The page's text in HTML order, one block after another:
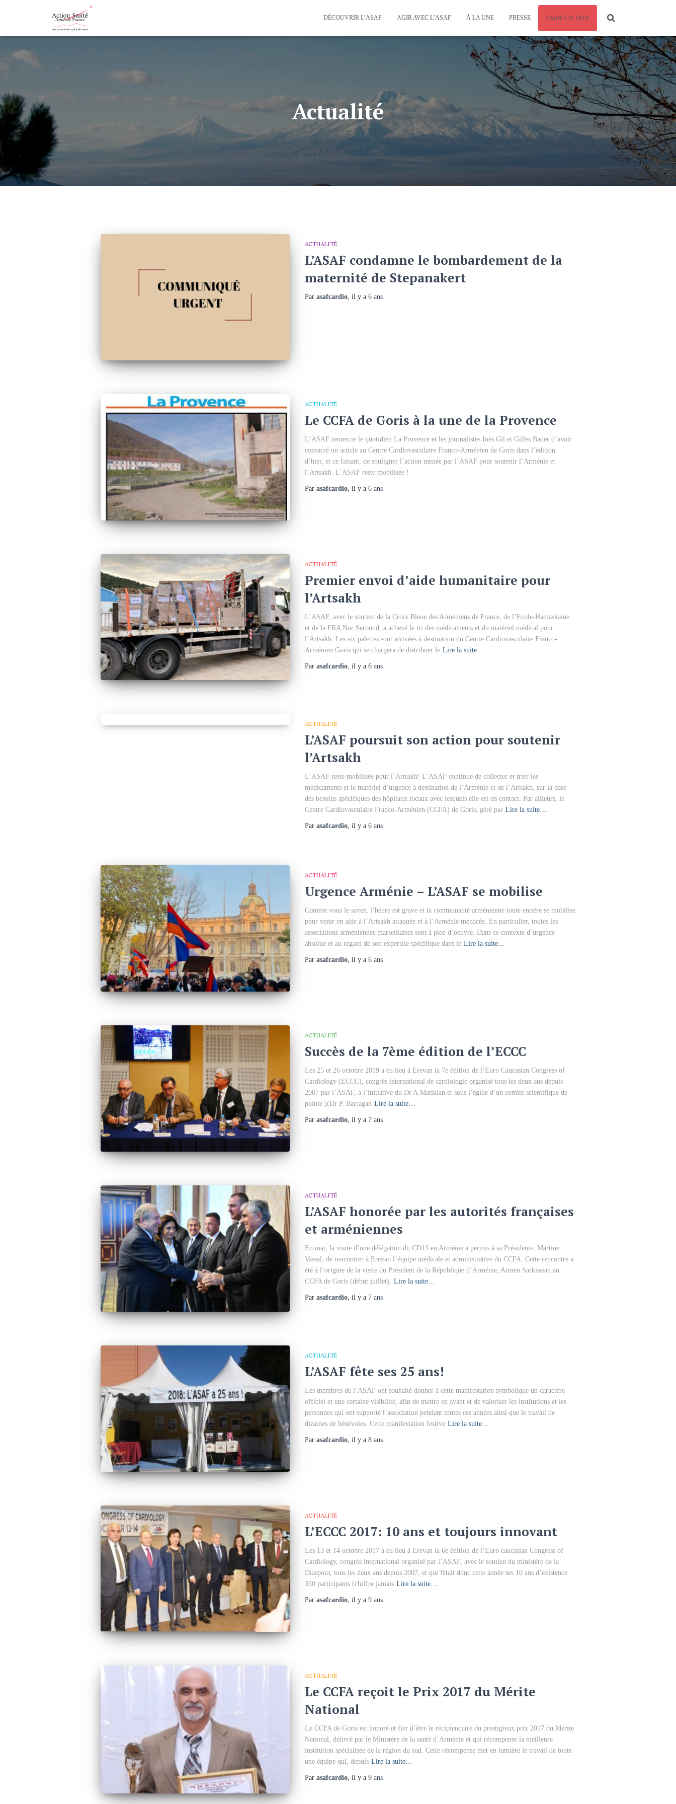
DÉCOUVRIR L’ASAF AGIR AVEC L’ASAF À LA UNE PRESSE FAIRE UN DON
Actualité
ACTUALITÉ
L’ASAF condamne le bombardement de la
maternité de Stepanakert
Par asafcardio, il y a 6 ans
ACTUALITÉ
Le CCFA de Goris à la une de la Provence
L’ASAF remercie le quotidien La Provence et les journalistes Inès Gil et Gilles Bader d’avoir
consacré un article au Centre Cardiovasculaire Franco-Arménien de Goris dans l’édition
d’hier, et ce faisant, de souligner l’action menée par l’ASAF pour soutenir l’Arménie et
l’Artsakh. L’ASAF reste mobilisée !
Par asafcardio, il y a 6 ans
ACTUALITÉ
Premier envoi d’aide humanitaire pour
l’Artsakh
L’ASAF, avec le soutien de la Croix Bleue des Arméniens de France, de l’Ecole-Hamaskaïne
et de la FRA Nor Seround, a achevé le tri des médicaments et du matériel médical pour
l’Artsakh. Les six palettes sont arrivées à destination du Centre Cardiovasculaire Franco-
Arménien Goris qui se chargera de distribuer le Lire la suite…
Par asafcardio, il y a 6 ans
ACTUALITÉ
L’ASAF poursuit son action pour soutenir
l’Artsakh
L’ASAF reste mobilisée pour l’Artsakh! L’ASAF continue de collecter et trier les
médicaments et le matériel d’urgence à destination de l’Arménie et de l’Artsakh, sur la base
des besoins spécifiques des hôpitaux locaux avec lesquels elle est en contact. Par ailleurs, le
Centre Cardiovasculaire Franco-Arménien (CCFA) de Goris, géré par Lire la suite…
Par asafcardio, il y a 6 ans
ACTUALITÉ
Urgence Arménie – L’ASAF se mobilise
Comme vous le savez, l’heure est grave et la communauté arménienne toute entière se mobilise
pour venir en aide à l’Artsakh attaquée et à l’Arménie menacée. En particulier, toutes les
associations arméniennes marseillaises sont à pied d’oeuvre. Dans ce contexte d’urgence
absolue et au regard de son expertise spécifique dans le Lire la suite…
Par asafcardio, il y a 6 ans
ACTUALITÉ
Succès de la 7ème édition de l’ECCC
Les 25 et 26 octobre 2019 a eu lieu à Erevan la 7e édition de l’Euro Caucasian Congress of
Cardiology (ECCC), congrès international de cardiologie organisé tous les deux ans depuis
2007 par l’ASAF, à l’initiative du Dr A.Matikian et sous l’égide d’un comité scientifique de
pointe [(Dr P. Barragan Lire la suite…
Par asafcardio, il y a 7 ans
ACTUALITÉ
L’ASAF honorée par les autorités françaises
et arméniennes
En mai, la visite d’une délégation du CD13 en Arménie a permis à sa Présidente, Martine
Vassal, de rencontrer à Erevan l’équipe médicale et administrative du CCFA. Cette rencontre a
été à l’origine de la visite du Président de la République d’Arménie, Armen Sarkissian au
CCFA de Goris (début juillet), Lire la suite…
Par asafcardio, il y a 7 ans
ACTUALITÉ
L’ASAF fête ses 25 ans!
Les membres de l’ASAF ont souhaité donner à cette manifestation symbolique un caractère
officiel et une certaine visibilité, afin de mettre en avant et de valoriser les institutions et les
personnes qui ont supporté l’association pendant toutes ces années ainsi que le travail de
dizaines de bénévoles. Cette manifestation festive Lire la suite…
Par asafcardio, il y a 8 ans
ACTUALITÉ
L’ECCC 2017: 10 ans et toujours innovant
Les 13 et 14 octobre 2017 a eu lieu à Erevan la 6e édition de l’Euro caucasian Congress of
Cardiology, congrès international organisé par l’ASAF, avec le soutien du ministère de la
Diaspora, tous les deux ans depuis 2007, et qui fêtait donc cette année ses 10 ans d’existence.
350 participants (chiffre jamais Lire la suite…
Par asafcardio, il y a 9 ans
ACTUALITÉ
Le CCFA reçoit le Prix 2017 du Mérite
National
Le CCFA de Goris est honoré et fier d’être le récipiendaire du prestigieux prix 2017 du Mérite
National, délivré par le Ministère de la santé d’Arménie et qui récompense la meilleure
institution spécialisée de la région du sud. Cette récompense met en lumière le travail de toute
une équipe qui, depuis Lire la suite…
Par asafcardio, il y a 9 ans